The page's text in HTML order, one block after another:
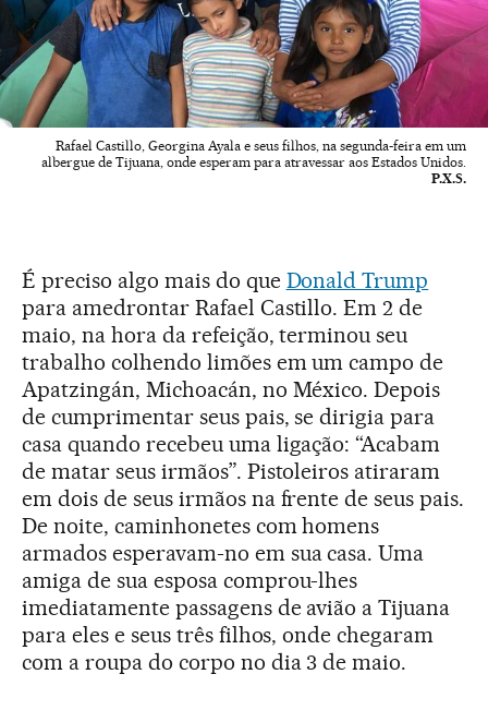
Rafael Castillo, Georgina Ayala e seus filhos, na segunda-feira em um
albergue de Tijuana, onde esperam para atravessar aos Estados Unidos.
P.X.S.
É preciso algo mais do que Donald Trump
para amedrontar Rafael Castillo. Em 2 de
maio, na hora da refeição, terminou seu
trabalho colhendo limões em um campo de
Apatzingán, Michoacán, no México. Depois
de cumprimentar seus pais, se dirigia para
casa quando recebeu uma ligação: “Acabam
de matar seus irmãos”. Pistoleiros atiraram
em dois de seus irmãos na frente de seus pais.
De noite, caminhonetes com homens
armados esperavam-no em sua casa. Uma
amiga de sua esposa comprou-lhes
imediatamente passagens de avião a Tijuana
para eles e seus três filhos, onde chegaram
com a roupa do corpo no dia 3 de maio.